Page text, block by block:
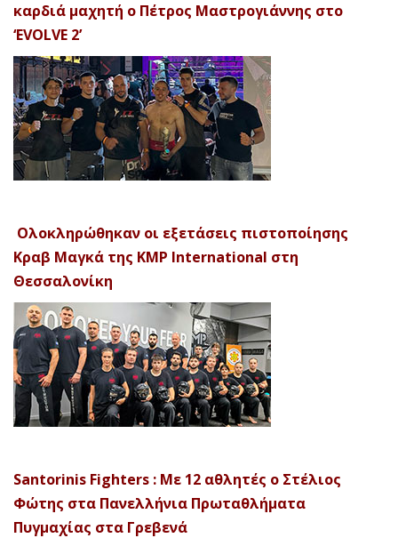
καρδιά μαχητή ο Πέτρος Μαστρογιάννης στο
‘EVOLVE 2’
Ολοκληρώθηκαν οι εξετάσεις πιστοποίησης
Κραβ Μαγκά της KMP International στη
Θεσσαλονίκη
Santorinis Fighters : Με 12 αθλητές ο Στέλιος
Φώτης στα Πανελλήνια Πρωταθλήματα
Πυγμαχίας στα Γρεβενά